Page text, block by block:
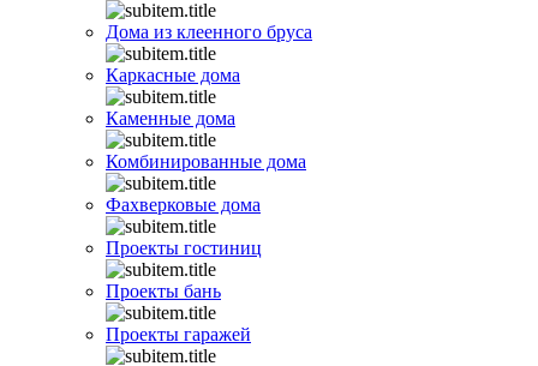
Дома из клеенного бруса
Каркасные дома
Каменные дома
Комбинированные дома
Фахверковые дома
Проекты гостиниц
Проекты бань
Проекты гаражей